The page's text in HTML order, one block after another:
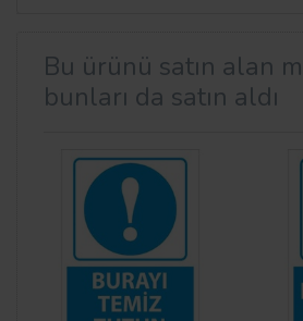
Bu ürünü satın alan
bunları da satın aldı